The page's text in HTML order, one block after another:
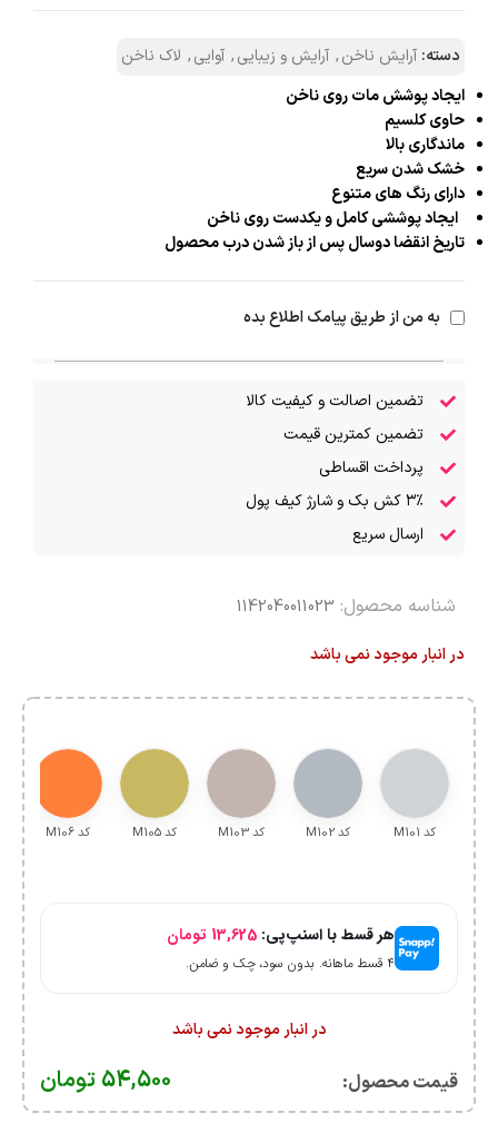
دسته: آرایش ناخن, آرایش و زیبایی, آوایی, لاک ناخن
ایجاد پوشش مات روی ناخن
حاوی کلسیم
ماندگاری بالا
خشک شدن سریع
دارای رنگ های متنوع
ایجاد پوششی کامل و یکدست روی ناخن
تاریخ انقضا دوسال پس از باز شدن درب محصول
به من از طریق پیامک اطلاع بده
تضمین اصالت و کیفیت کالا
تضمین کمترین قیمت
پرداخت اقساطی
۳٪ کش بک و شارژ کیف پول
ارسال سریع
شناسه محصول: 1142040011023
در انبار موجود نمی باشد
کد M101 کد M102 کد M103 کد M105 کد M106
هر قسط با اسنپ‌پی: 13,625 تومان
۴ قسط ماهانه. بدون سود، چک و ضامن.
در انبار موجود نمی باشد
قیمت محصول:​ 54,500 تومان